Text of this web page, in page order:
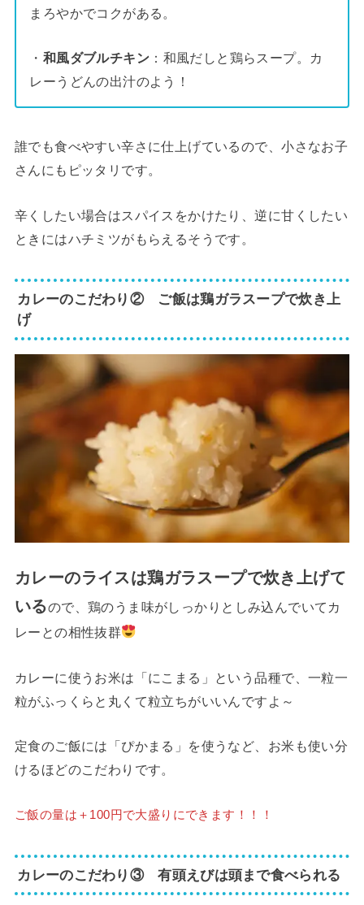
まろやかでコクがある。
・ 和風ダブルチキン ：和風だしと鶏らスープ。カ
レーうどんの出汁のよう！
誰でも食べやすい辛さに仕上げているので、小さなお子
さんにもピッタリです。
辛くしたい場合はスパイスをかけたり、逆に甘くしたい
ときにはハチミツがもらえるそうです。
カレーのこだわり② ご飯は鶏ガラスープで炊き上
げ
カレーのライスは鶏ガラスープで炊き上げて
いるので、鶏のうま味がしっかりとしみ込んでいてカ
レーとの相性抜群
カレーに使うお米は「にこまる」という品種で、一粒一
粒がふっくらと丸くて粒立ちがいいんですよ～
定食のご飯には「ぴかまる」を使うなど、お米も使い分
けるほどのこだわりです。
ご飯の量は＋100円で大盛りにできます！！！
カレーのこだわり③ 有頭えびは頭まで食べられる